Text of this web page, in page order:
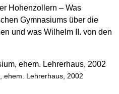
ehem. Lehrerhaus, 2002
Hohenzollern – Was
Gymnasiums über die
und was Wilhelm II. von den